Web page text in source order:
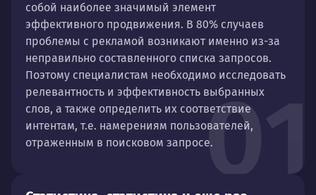
01
собой наиболее значимый элемент
эффективного продвижения. В 80% случаев
проблемы с рекламой возникают именно из-за
неправильно составленного списка запросов.
Поэтому специалистам необходимо исследовать
релевантность и эффективность выбранных
слов, а также определить их соответствие
интентам, т.е. намерениям пользователей,
отраженным в поисковом запросе.